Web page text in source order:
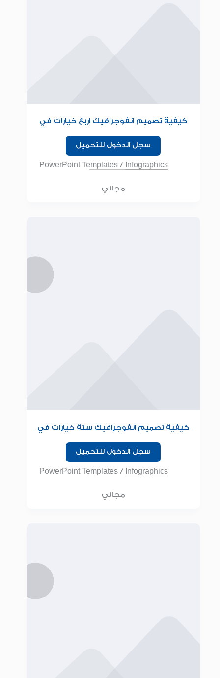
كيفية تصميم انفوجرافيك اربع خيارات في
سجل الدخول للتحميل
PowerPoint Templates/ Infographics
مجاني
كيفية تصميم انفوجرافيك ستة خيارات في
سجل الدخول للتحميل
PowerPoint Templates/ Infographics
مجاني